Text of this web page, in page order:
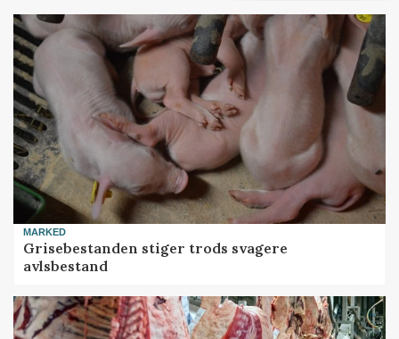
MARKED
Grisebestanden stiger trods svagere
avlsbestand